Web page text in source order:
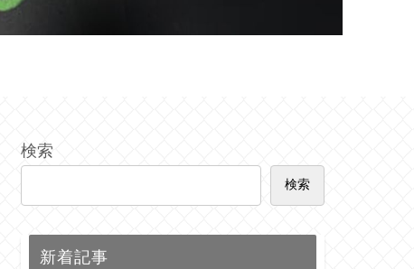
検索
検索
新着記事